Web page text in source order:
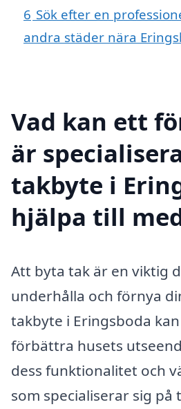
6 Sök efter en
andra städer nära
Vad kan ett
är
takbyte i
hjälpa till
Att byta tak är en viktig
underhålla och förnya
takbyte i Eringsboda
förbättra husets
dess funktionalitet och
som specialiserar sig på